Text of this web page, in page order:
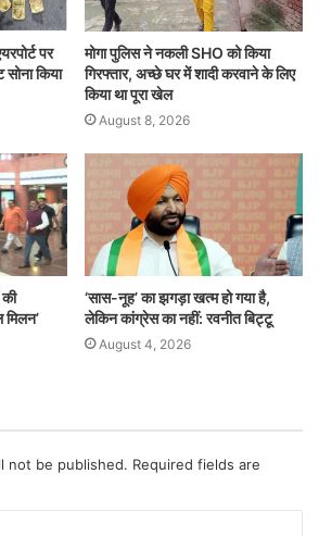
पर
किया
मोगा पुलिस ने नकली SHO को किया
गिरफ्तार, अच्छे घर में शादी करवाने के लिए
किया था पूरा खेल
August 8, 2026
मिलन’
‘सास-नूह’ का झगड़ा खत्म हो गया है,
लेकिन कांग्रेस का नहीं: रवनीत बिट्टू
August 4, 2026
not be published. Required fields are